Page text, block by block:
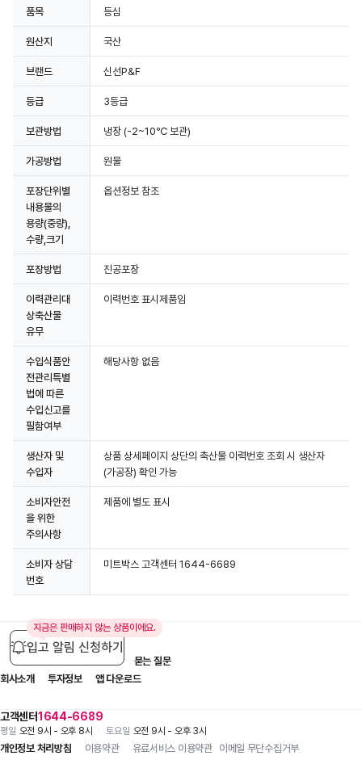
품목 등심
원산지 국산
브랜드 신선P&F
등급 3등급
보관방법 냉장 (-2~10℃ 보관)
가공방법 원물
포장단위별
내용물의
용량(중량),
수량,크기
옵션정보 참조
포장방법 진공포장
이력관리대
상축산물
유무
이력번호 표시제품임
수입식품안
전관리특별
법에 따른
수입신고를
필함여부
해당사항 없음
생산자 및
수입자
상품 상세페이지 상단의 축산물 이력번호 조회 시 생산자
(가공장) 확인 가능
소비자안전
을 위한
주의사항
제품에 별도 표시
소비자 상담
번호
미트박스 고객센터 1644-6689
지금은 판매하지 않는 상품이에요.
입고 알림 신청하기
고객센터1644-6689
평일 오전 9시 - 오후 8시 토요일 오전 9시 - 오후 3시
입점 제휴 문의
자주 묻는 질문
회사소개
투자정보 앱 다운로드
개인정보 처리방침 이용약관 유료서비스 이용약관 이메일 무단수집거부